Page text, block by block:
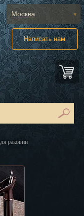
Москва
Абакан
Анадырь
Архангельск
Астрахань
Благовещенск
Великий Новгород
Написать нам
раковин